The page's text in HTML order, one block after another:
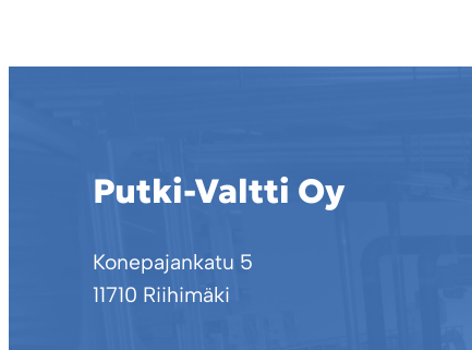
Putki-Valtti Oy
Konepajankatu 5
11710 Riihimäki